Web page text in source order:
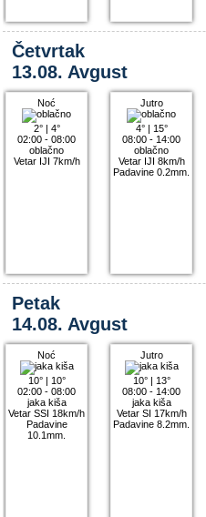
Četvrtak
13.08. Avgust
Noć
2°| 4°
02:00 - 08:00
oblačno
Vetar IJI 7km/h
Jutro
4°| 15°
08:00 - 14:00
oblačno
Vetar IJI 8km/h
Padavine 0.2mm.
Petak
14.08. Avgust
Noć
10°| 10°
02:00 - 08:00
jaka kiša
Vetar SSI 18km/h
Padavine
10.1mm.
Jutro
10°| 13°
08:00 - 14:00
jaka kiša
Vetar SI 17km/h
Padavine 8.2mm.